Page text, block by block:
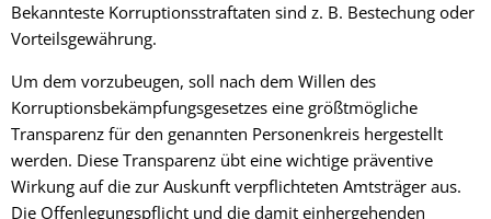
Bekannteste Korruptionsstraftaten sind z. B. Bestechung oder
Vorteilsgewährung.
Um dem vorzubeugen, soll nach dem Willen des
Korruptionsbekämpfungsgesetzes eine größtmögliche
Transparenz für den genannten Personenkreis hergestellt
werden. Diese Transparenz übt eine wichtige präventive
Wirkung auf die zur Auskunft verpflichteten Amtsträger aus.
Die Offenlegungspflicht und die damit einhergehenden